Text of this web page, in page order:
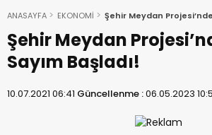
ANASAYFA EKONOMİ Şehir Meydan
Şehir Meydan
Sayım Başladı!
10.07.2021 06:41 Güncellenme :06.05.2023